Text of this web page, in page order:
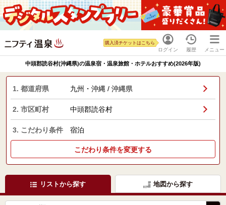
ログイン
購入済チケットはこちら
履歴 メニュー
中頭郡読谷村(沖縄県)の温泉宿・温泉旅館・ホテルおすすめ(2026年版)
1. 都道府県 九州・沖縄 / 沖縄県
2. 市区町村 中頭郡読谷村
3. こだわり条件 宿泊
こだわり条件を変更する
リストから探す 地図から探す